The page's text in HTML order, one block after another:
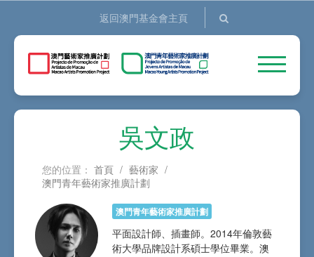
返回澳門基金會主頁
吳文政
您的位置： 首頁 / 藝術家 /
澳門青年藝術家推廣計劃
澳門青年藝術家推廣計劃
平面設計師、插畫師。2014年倫敦藝
術大學品牌設計系碩士學位畢業。澳